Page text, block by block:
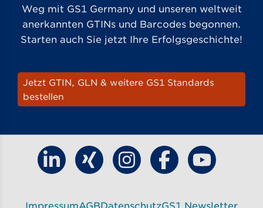
Weg mit GS1 Germany und unseren weltweit
anerkannten GTINs und Barcodes begonnen.
Starten auch Sie jetzt Ihre Erfolgsgeschichte!
Jetzt GTIN, GLN & weitere GS1 Standards
bestellen
Finde GS1 Germany auf LinkedIn
Finde GS1 Germany auf Xing
Finde GS1 Germany auf
Finde GS1Finde GS1
ImpressumAGBDatenschutzGS1 Newsletter